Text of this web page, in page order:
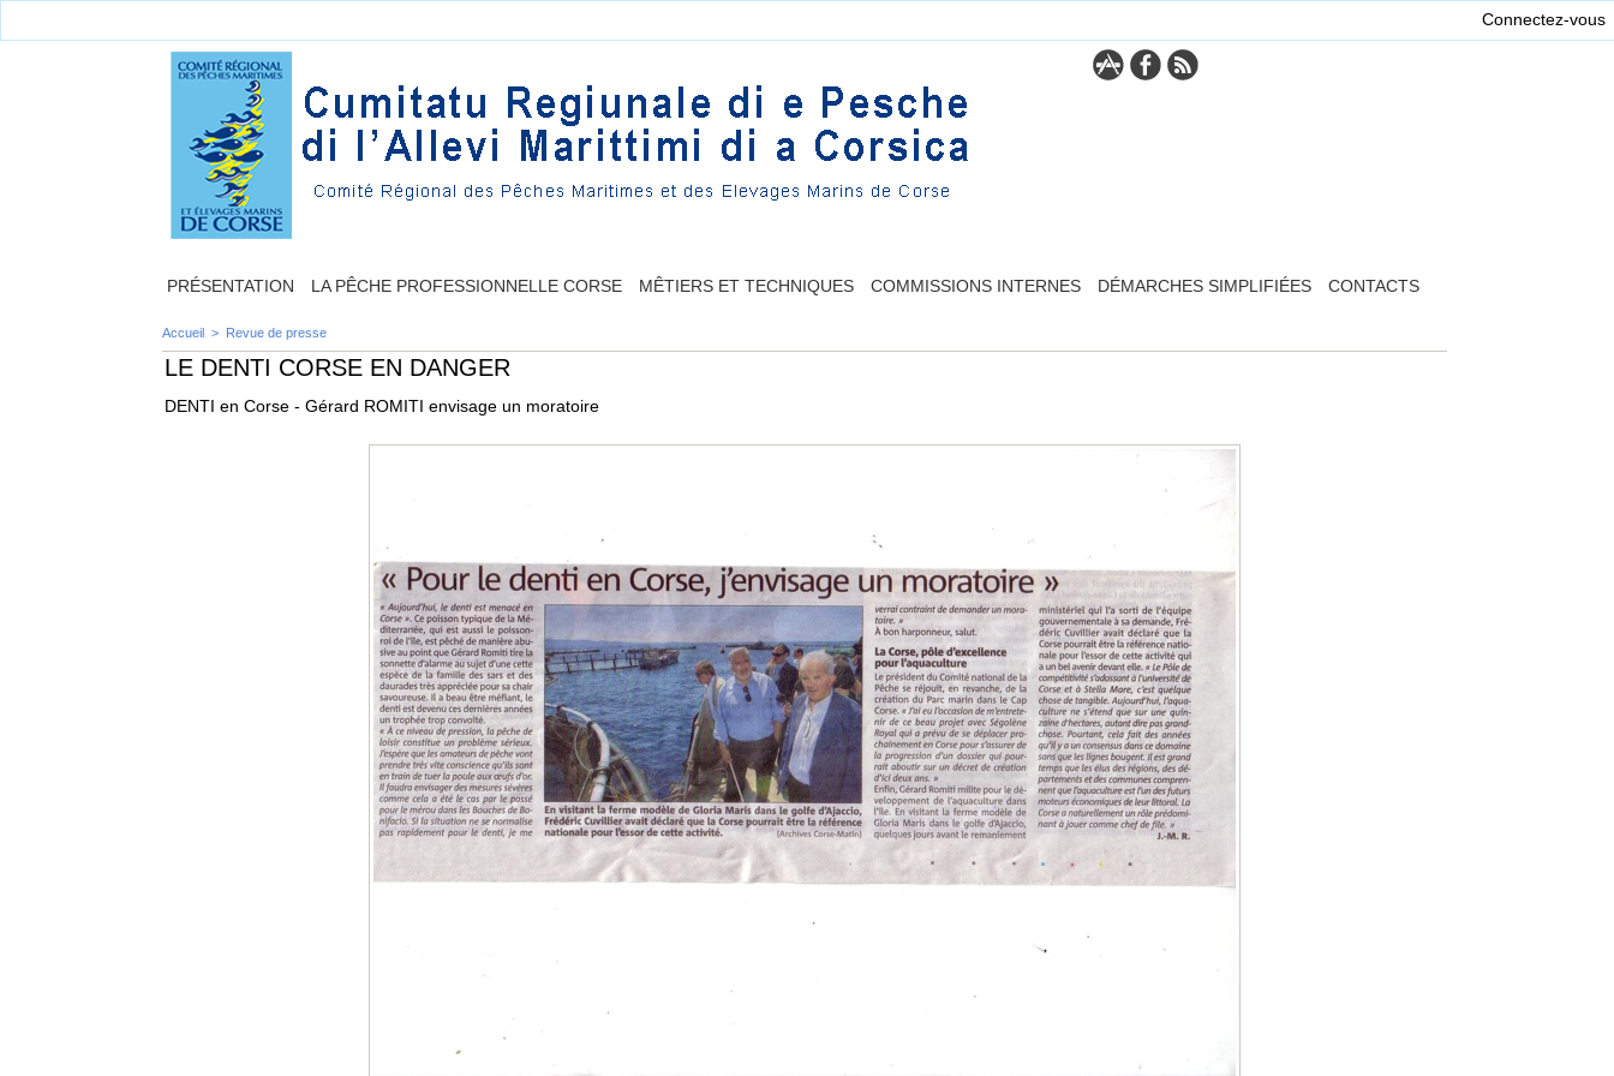
Connectez-vous
PRÉSENTATION LA PÊCHE PROFESSIONNELLE CORSE MÊTIERS ET TECHNIQUES COMMISSIONS INTERNES DÉMARCHES SIMPLIFIÉES CONTACTS
Accueil > Revue de presse
LE DENTI CORSE EN DANGER
DENTI en Corse - Gérard ROMITI envisage un moratoire